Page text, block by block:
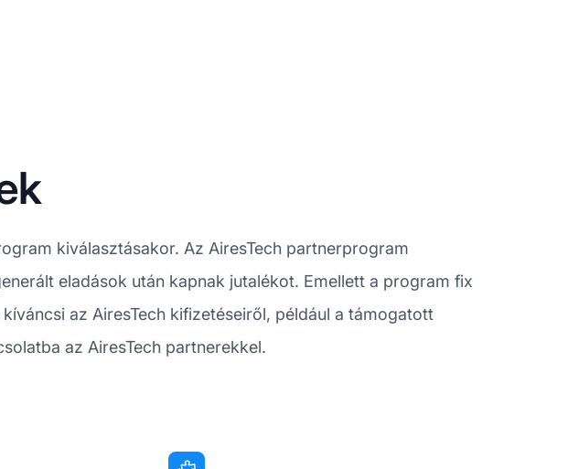
kiválasztásakor. Az AiresTech partnerprogram
eladások után kapnak jutalékot. Emellett a program fix
az AiresTech kifizetéseiről, például a támogatott
az AiresTech partnerekkel.